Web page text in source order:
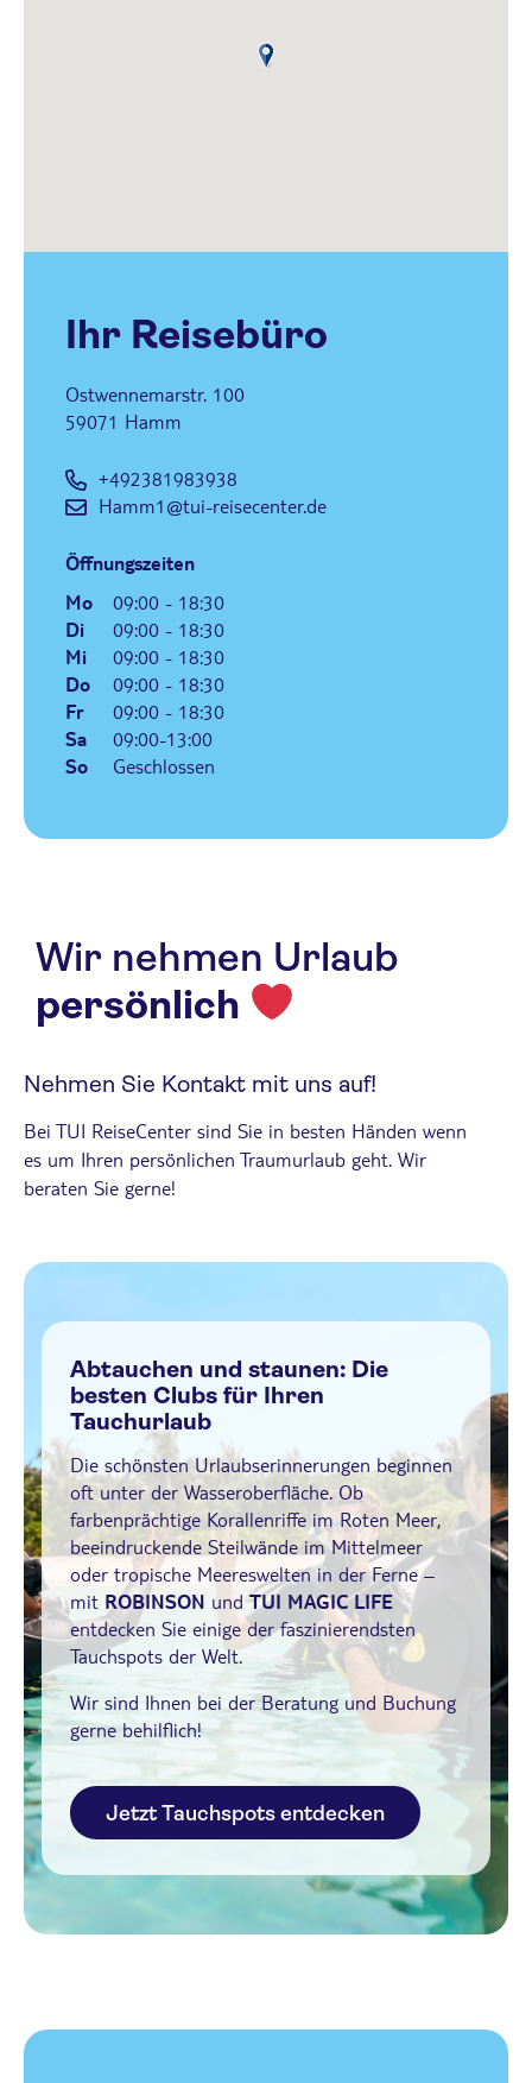
Ihr Reisebüro
Ostwennemarstr. 100
59071 Hamm
+492381983938
Hamm1@tui-reisecenter.de
Öffnungszeiten
Mo
09:00 - 18:30
Di
09:00 - 18:30
Mi
09:00 - 18:30
Do
09:00 - 18:30
Fr
09:00 - 18:30
Sa
09:00-13:00
So
Geschlossen
Wir nehmen Urlaub
persönlich
Nehmen Sie Kontakt mit uns auf!
Bei TUI ReiseCenter sind Sie in besten Händen wenn
es um Ihren persönlichen Traumurlaub geht. Wir
beraten Sie gerne!
Abtauchen und staunen: Die
besten Clubs für Ihren
Tauchurlaub
Die schönsten Urlaubserinnerungen beginnen
oft unter der Wasseroberfläche. Ob
farbenprächtige Korallenriffe im Roten Meer,
beeindruckende Steilwände im Mittelmeer
oder tropische Meereswelten in der Ferne –
mit ROBINSON undTUI MAGIC LIFE
entdecken Sie einige der faszinierendsten
Tauchspots der Welt.
Wir sind Ihnen bei der Beratung und Buchung
gerne behilflich!
Jetzt Tauchspots entdecken